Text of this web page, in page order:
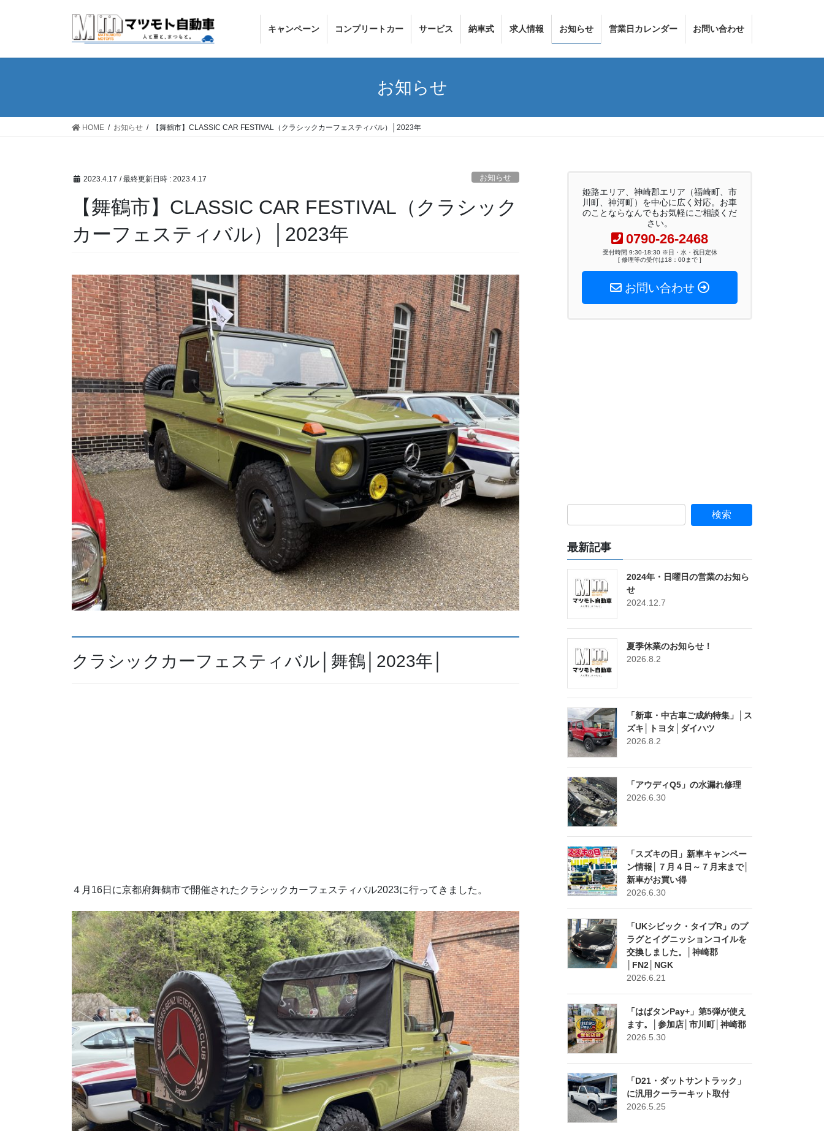
キャンペーン コンプリートカー サービス 納車式 求人情報 お知らせ 営業日カレンダー お問い合わせ
お知らせ
HOME お知らせ 【舞鶴市】CLASSIC CAR FESTIVAL（クラシックカーフェスティバル）│2023年
2023.4.17 / 最終更新日時 : 2023.4.17 お知らせ
【舞鶴市】CLASSIC CAR FESTIVAL（クラシック
カーフェスティバル）│2023年
クラシックカーフェスティバル│舞鶴│2023年│
４月16日に京都府舞鶴市で開催されたクラシックカーフェスティバル2023に行ってきました。
姫路エリア、神崎郡エリア（福崎町、市
川町、神河町）を中心に広く対応。お車
のことならなんでもお気軽にご相談くだ
さい。
0790-26-2468
受付時間 9:30-18:30 ※日・水・祝日定休
[ 修理等の受付は18：00まで ]
お問い合わせ
最新記事
2024年・日曜日の営業のお知ら
せ
2024.12.7
夏季休業のお知らせ！
2026.8.2
「新車・中古車ご成約特集」│ス
ズキ│トヨタ│ダイハツ
2026.8.2
「アウディQ5」の水漏れ修理
2026.6.30
「スズキの日」新車キャンペー
ン情報│７月４日～７月末まで│
新車がお買い得
2026.6.30
「UKシビック・タイプR」のプ
ラグとイグニッションコイルを
交換しました。│神崎郡
│FN2│NGK
2026.6.21
「はばタンPay+」第5弾が使え
ます。│参加店│市川町│神崎郡
2026.5.30
「D21・ダットサントラック」
に汎用クーラーキット取付
2026.5.25